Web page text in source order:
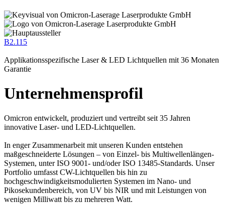
B2.115
Applikationsspezifische Laser & LED Lichtquellen mit 36 Monaten
Garantie
Unternehmensprofil
Omicron entwickelt, produziert und vertreibt seit 35 Jahren
innovative Laser- und LED-Lichtquellen.
In enger Zusammenarbeit mit unseren Kunden entstehen
maßgeschneiderte Lösungen – von Einzel- bis Multiwellenlängen-
Systemen, unter ISO 9001- und/oder ISO 13485-Standards. Unser
Portfolio umfasst CW-Lichtquellen bis hin zu
hochgeschwindigkeitsmodulierten Systemen im Nano- und
Pikosekundenbereich, von UV bis NIR und mit Leistungen von
wenigen Milliwatt bis zu mehreren Watt.